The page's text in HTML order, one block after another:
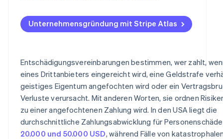
Zahlungen und Bankgeschäfte vor Erhalt der EIN-
Automatische Einreichung des 83(b)-Steuerformulars
Hochwertige rechtliche Unternehmensdokumente
Stripe- und Partnervorteile in Höhe von mehr als 50.000
Unternehmensgründung mit Stripe Atlas
Entschädigungsvereinbarungen bestimmen, wer zahlt,
eines Drittanbieters eingereicht wird, eine Geldstrafe
geistiges Eigentum angefochten wird oder ein
Verluste verursacht. Mit anderen Worten, sie ordnen
zu einer angefochtenen Zahlung wird. In den USA liegt die
durchschnittliche Zahlungsabwicklung für
20.000 und 50.000 USD, während Fälle von